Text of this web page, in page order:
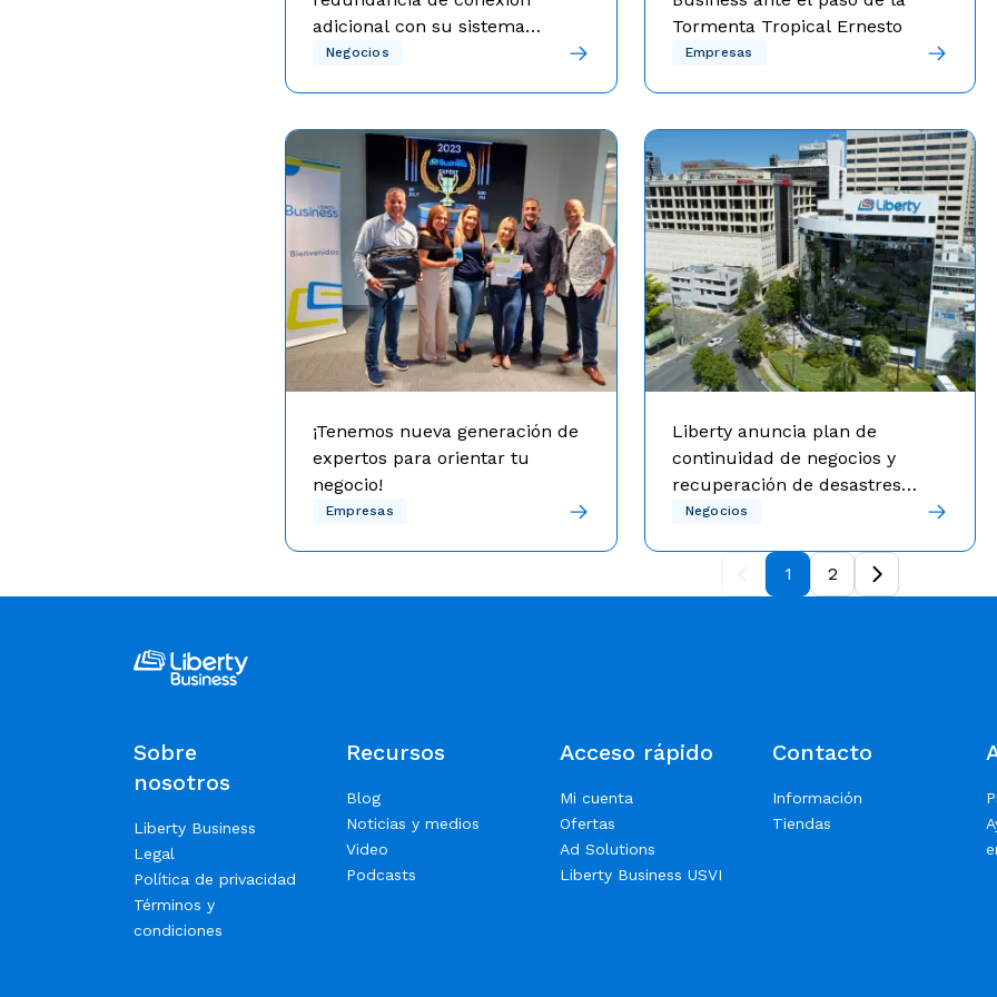
adicional con su sistema
inteligente OnGoing
El servicio ofrece una redundancia de
del negocio por una tarifa mensual
Negocios
Tormenta Tropical Ernesto
Manténgase informado sobre sus
Tormenta Tropical Ernesto.
Empresas
¡Tenemos nueva generación de
expertos para orientar tu
negocio!
En Liberty Business estamos llevando
a un nuevo nivel, y no podríamos estar
buena noticia: Nuestro equipo se sigue
Empresas
Liberty anuncia plan de
continuidad de negocios y
recuperación de desastres
naturales para la temporada de
El plan de la compañía es actualizado,
colaboración con su compañía matriz,
Liberty Latin America.
Negocios
1 2
Sobre
nosotros
Liberty Business
Legal
Política de privacidad
Términos y
condiciones
Recursos
Blog
Noticias y medios
Video
Podcasts
Acceso rápido
Mi cuenta
Ofertas
Ad Solutions
Liberty Business USVI
Contacto
Información
Tiendas